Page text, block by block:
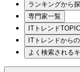
ランキングから
専門家一覧
ITトレンド
ITトレンドから
よく検索される